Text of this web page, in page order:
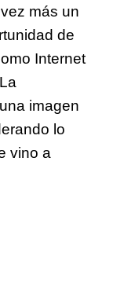
más un
de
Internet
imagen
lo
vino a